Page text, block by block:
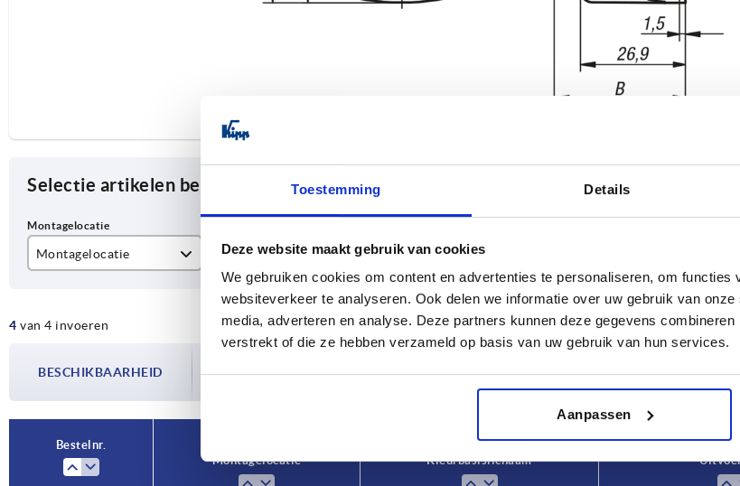
Toestemming Details
Deze website maakt gebruik van cookies
We gebruiken cookies om content en advertenties te personaliseren, om functies
websiteverkeer te analyseren. Ook delen we informatie over uw gebruik van
media, adverteren en analyse. Deze partners kunnen deze gegevens
verstrekt of die ze hebben verzameld op basis van uw gebruik van hun services.
Aanpassen
Selectie artikelen begrenzen
Montagelocatie
3
Kleur basislichaam
oranje
zwart
Uitvoering 2
vrij programmeerbaar
4 van 4 invoeren TABEL VERGROTEN
BESCHIKBAARHEID
De beschikbaarheid wordt meerdere keren per dag met regelmatige tussenpozen
bijgewerkt. In de laatste stap voordat je je bestelling afrondt, word je geïnformeerd
Bestelnr.
Montagelocatie
Kleur basislichaam